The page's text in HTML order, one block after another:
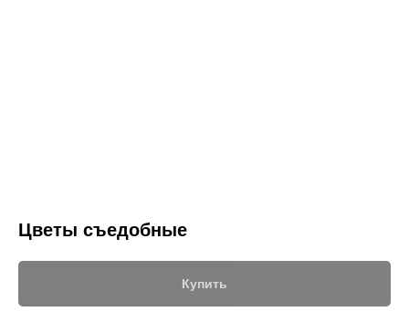
Цветы съедобные
Купить